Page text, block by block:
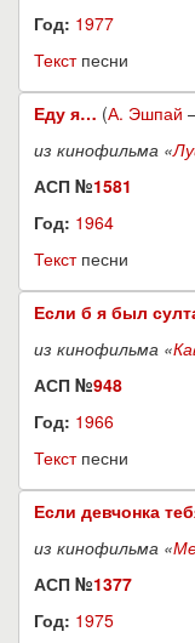
Год: 1977
Текстпесни
Еду я… (А. Эшпай
из кинофильма «
АСП №1581
Год: 1964
Текстпесни
Если б я был
из кинофильма «
АСП №948
Год: 1966
Текстпесни
Если девчонка
из кинофильма «
АСП №1377
Год: 1975